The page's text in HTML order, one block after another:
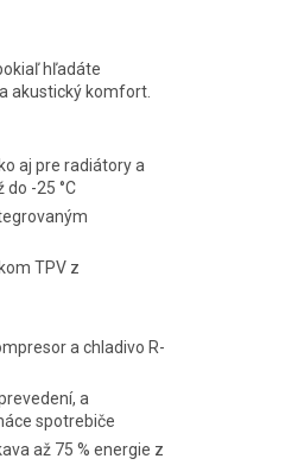
hľadáte
akustický komfort.
aj pre radiátory a
-25 °C
TPV z
a chladivo R-
a
spotrebiče
až 75 % energie z